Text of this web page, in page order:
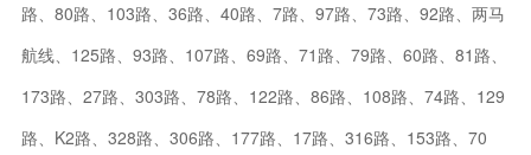
路、80路、103路、36路、40路、7路、97路、73路、92路、两马
航线、125路、93路、107路、69路、71路、79路、60路、81路、
173路、27路、303路、78路、122路、86路、108路、74路、129
路、K2路、328路、306路、177路、17路、316路、153路、70